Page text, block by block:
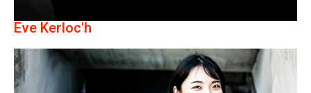
Eve Kerloc'h